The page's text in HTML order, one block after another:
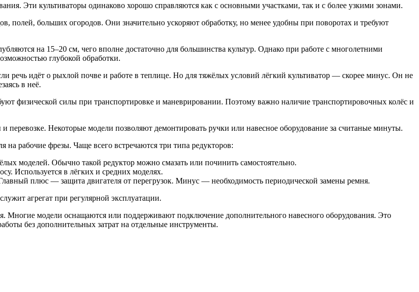
Эти культиваторы одинаково хорошо справляются как с основными участками, так и с более узкими зонами.
полей, больших огородов. Они значительно ускоряют обработку, но менее удобны при поворотах и требуют
на 15–20 см, чего вполне достаточно для большинства культур. Однако при работе с многолетними
глубокой обработки.
речь идёт о рыхлой почве и работе в теплице. Но для тяжёлых условий лёгкий культиватор — скорее минус. Он не
в неё.
физической силы при транспортировке и маневрировании. Поэтому важно наличие транспортировочных колёс и
Некоторые модели позволяют демонтировать ручки или навесное оборудование за считаные минуты.
рабочие фрезы. Чаще всего встречаются три типа редукторов:
моделей. Обычно такой редуктор можно смазать или починить самостоятельно.
Используется в лёгких и средних моделях.
плюс — защита двигателя от перегрузок. Минус — необходимость периодической замены ремня.
агрегат при регулярной эксплуатации.
Многие модели оснащаются или поддерживают подключение дополнительного навесного оборудования. Это
без дополнительных затрат на отдельные инструменты.